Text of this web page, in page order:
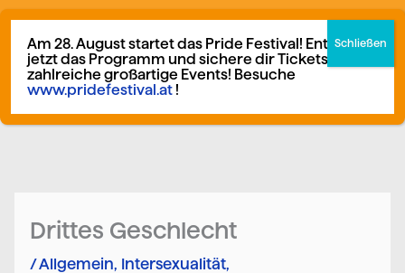
Zum
Inhalt
springen
Mitglied werden
Drittes Geschlecht
/Allgemein Intersexualität
Am 28. August startet das Pride Festival! Entdecke
jetzt das Programm und sichere dir Tickets für
zahlreiche großartige Events! Besuche
www.pridefestival.at !